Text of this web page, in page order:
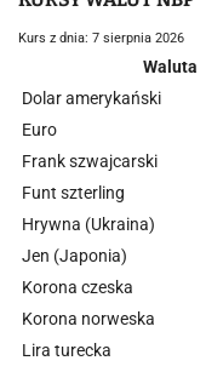
Kurs z dnia: 7 sierpnia 2026
Waluta
Dolar amerykański
Euro
Frank szwajcarski
Funt szterling
Hrywna (Ukraina)
Jen (Japonia)
Korona czeska
Korona norweska
Lira turecka